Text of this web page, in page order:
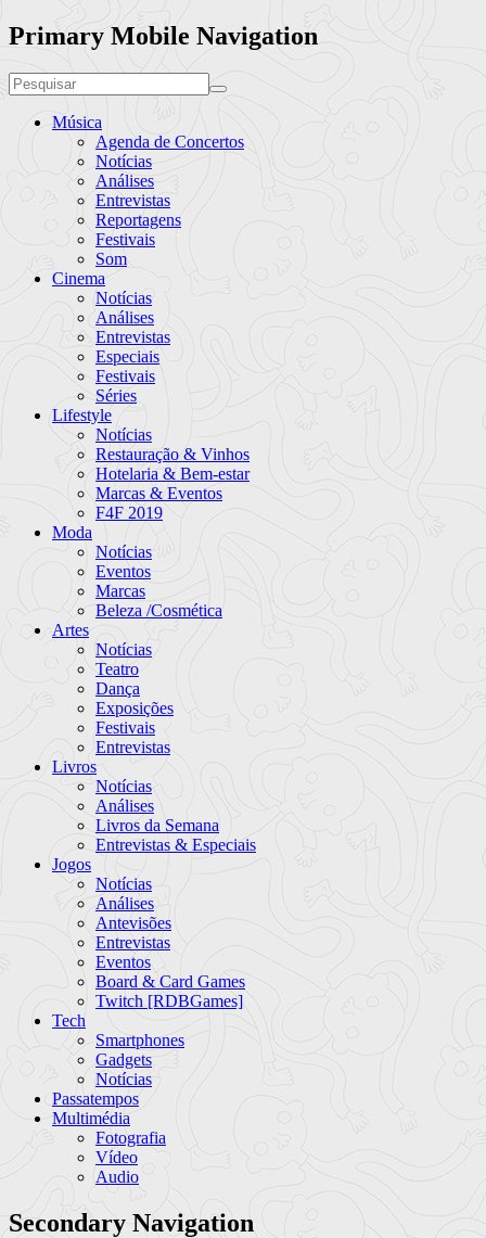
Primary Mobile Navigation
Música
Agenda de Concertos
Notícias
Análises
Entrevistas
Reportagens
Festivais
Som
Cinema
Notícias
Análises
Entrevistas
Especiais
Festivais
Séries
Lifestyle
Notícias
Restauração & Vinhos
Hotelaria & Bem-estar
Marcas & Eventos
F4F 2019
Moda
Notícias
Eventos
Marcas
Beleza /Cosmética
Artes
Notícias
Teatro
Dança
Exposições
Festivais
Entrevistas
Livros
Notícias
Análises
Livros da Semana
Entrevistas & Especiais
Jogos
Notícias
Análises
Antevisões
Entrevistas
Eventos
Board & Card Games
Twitch [RDBGames]
Tech
Smartphones
Gadgets
Notícias
Passatempos
Multimédia
Fotografia
Vídeo
Audio
Secondary Navigation